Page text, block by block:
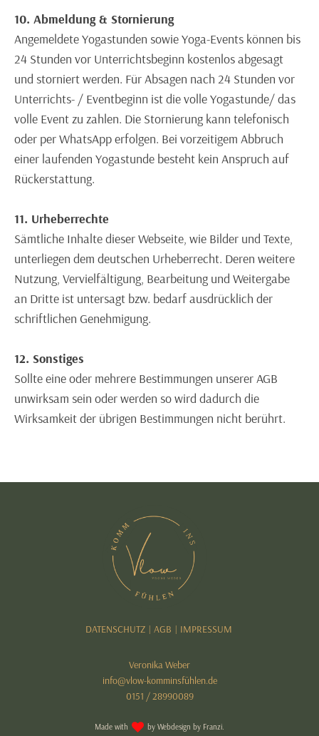
10. Abmeldung & Stornierung
Angemeldete Yogastunden sowie Yoga-Events können bis
24 Stunden vor Unterrichtsbeginn kostenlos abgesagt
und storniert werden. Für Absagen nach 24 Stunden vor
Unterrichts- / Eventbeginn ist die volle Yogastunde/ das
volle Event zu zahlen. Die Stornierung kann telefonisch
oder per WhatsApp erfolgen. Bei vorzeitigem Abbruch
einer laufenden Yogastunde besteht kein Anspruch auf
Rückerstattung.
11. Urheberrechte
Sämtliche Inhalte dieser Webseite, wie Bilder und Texte,
unterliegen dem deutschen Urheberrecht. Deren weitere
Nutzung, Vervielfältigung, Bearbeitung und Weitergabe
an Dritte ist untersagt bzw. bedarf ausdrücklich der
schriftlichen Genehmigung.
12. Sonstiges
Sollte eine oder mehrere Bestimmungen unserer AGB
unwirksam sein oder werden so wird dadurch die
Wirksamkeit der übrigen Bestimmungen nicht berührt.
DATENSCHUTZ | AGB | IMPRESSUM
Veronika Weber
info@vlow-komminsfühlen.de
0151 / 28990089
Made with by Webdesign by Franzi.